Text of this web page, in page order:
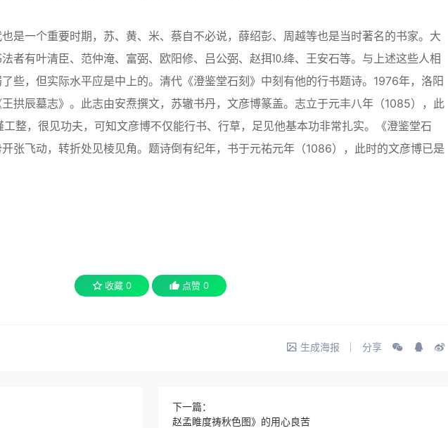
一个重要时期，苏、黄、米、蔡自不必说，薛绍彭、周越等也是当时著名的书家。大
者有叶清臣、范仲淹、富弼、欧阳修、吕公弼、赵挕⒑绛、王安石等。与上述这些人相
些，但实际水平应是中上的。清代《澄鉴堂石刻》中刻有他的行书题诗。1976年，洛阳
拱辰墓志》。此志由安焘撰文，苏辙书丹，文彦博篆盖。志立于元丰八年（1085），此
整，很见功夫，可知文彦博不仅能行书、行草，足见他基本功非常扎实。《澄鉴堂石
张飞动，转折处见棱见角。题诗倒有纪年，书于元祐元年（1086），此时的文彦博已是
收藏 0 点赞 0
生成海报 分享
下一篇：
赵孟睢度祷秋色图》的用心良苦